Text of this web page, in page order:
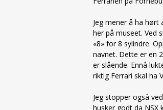
Jeg mener å ha hørt
her på museet. Ved
«8» for 8 sylindre.
navnet. Dette er en
er slående. Ennå
riktig Ferrari skal ha
Jeg stopper også
husker godt da NSX